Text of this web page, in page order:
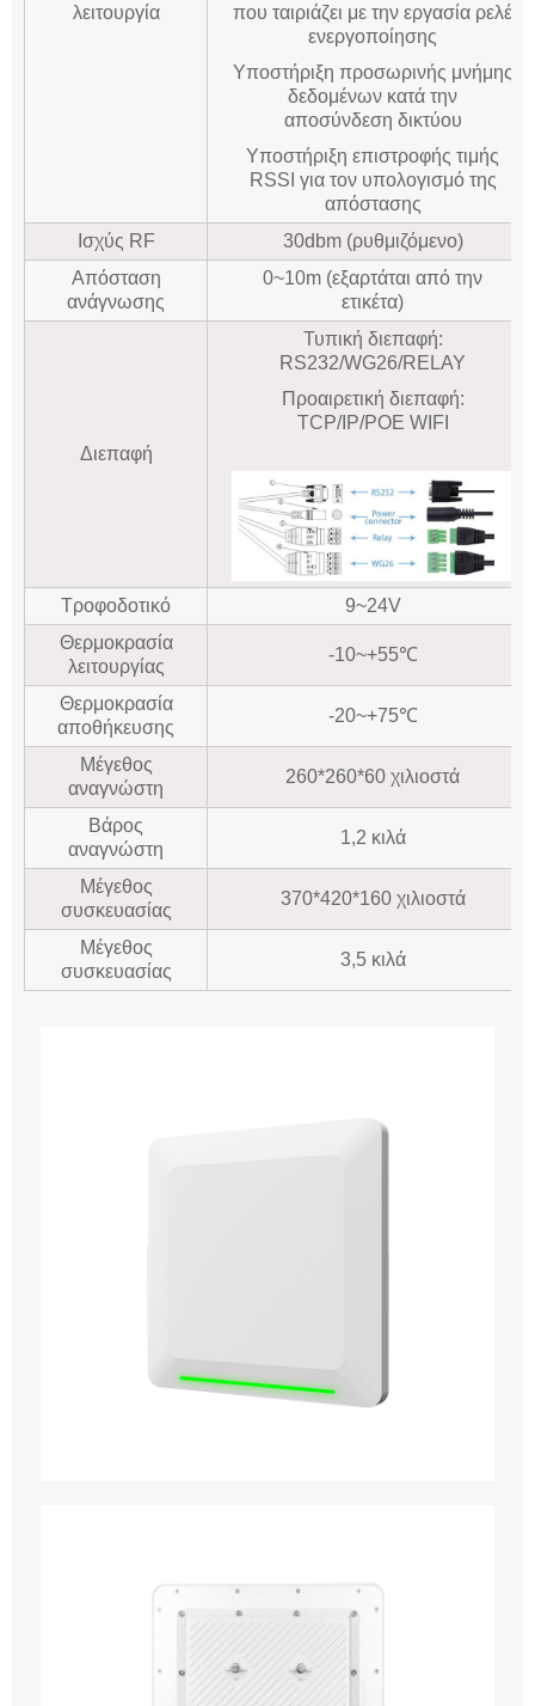
λειτουργία
που ταιριάζει με την εργασία ρελέ
ενεργοποίησης
Υποστήριξη προσωρινής μνήμης
δεδομένων κατά την
αποσύνδεση δικτύου
Υποστήριξη επιστροφής τιμής
RSSI για τον υπολογισμό της
απόστασης
Ισχύς RF
30dbm (ρυθμιζόμενο)
Απόσταση
ανάγνωσης
0~10m (εξαρτάται από την
ετικέτα)
Διεπαφή
Τυπική διεπαφή:
RS232/WG26/RELAY
Προαιρετική διεπαφή:
TCP/IP/POE WIFI
Τροφοδοτικό
9~24V
Θερμοκρασία
λειτουργίας
-10~+55℃
Θερμοκρασία
αποθήκευσης
-20~+75℃
Μέγεθος
αναγνώστη
260*260*60 χιλιοστά
Βάρος
αναγνώστη
1,2 κιλά
Μέγεθος
συσκευασίας
370*420*160 χιλιοστά
Μέγεθος
συσκευασίας
3,5 κιλά